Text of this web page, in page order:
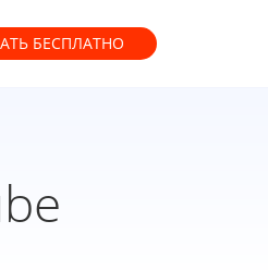
БЕСПЛАТНО